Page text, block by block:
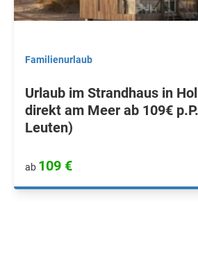
Familienurlaub
Urlaub im Strandhaus in
direkt am Meer ab 109€
Leuten)
ab 109 €